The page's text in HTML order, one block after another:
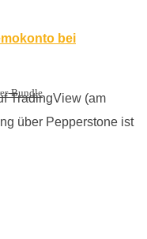
Bundle
bei
TradingView (am
über Pepperstone ist